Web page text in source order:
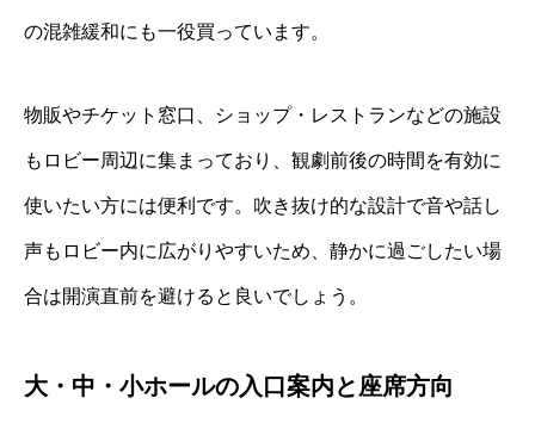
の混雑緩和にも一役買っています。
物販やチケット窓口、ショップ・レストランなどの施設
もロビー周辺に集まっており、観劇前後の時間を有効に
使いたい方には便利です。吹き抜け的な設計で音や話し
声もロビー内に広がりやすいため、静かに過ごしたい場
合は開演直前を避けると良いでしょう。
大・中・小ホールの入口案内と座席方向